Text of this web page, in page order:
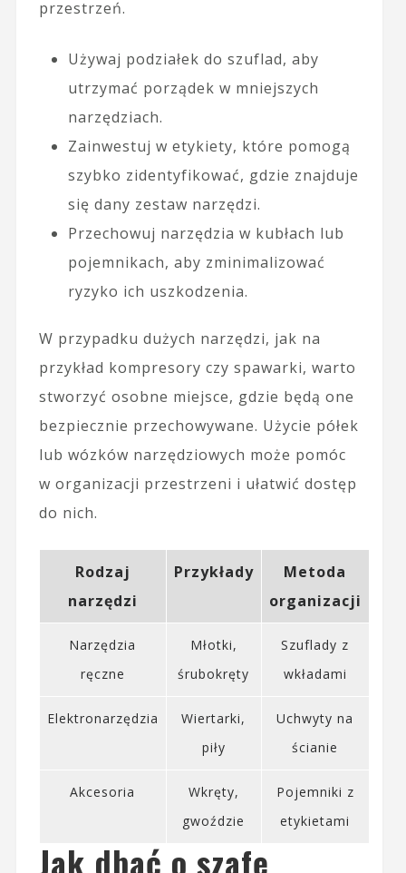
przestrzeń.
Używaj podziałek do szuflad, aby
utrzymać porządek w mniejszych
narzędziach.
Zainwestuj w etykiety, które pomogą
szybko zidentyfikować, gdzie znajduje
się dany zestaw narzędzi.
Przechowuj narzędzia w kubłach lub
pojemnikach, aby zminimalizować
ryzyko ich uszkodzenia.
W przypadku dużych narzędzi, jak na
przykład kompresory czy spawarki, warto
stworzyć osobne miejsce, gdzie będą one
bezpiecznie przechowywane. Użycie półek
lub wózków narzędziowych może pomóc
w organizacji przestrzeni i ułatwić dostęp
do nich.
Rodzaj
narzędzi
Przykłady
Metoda
organizacji
Narzędzia
ręczne
Młotki,
śrubokręty
Szuflady z
wkładami
Elektronarzędzia
Wiertarki,
piły
Uchwyty na
ścianie
Akcesoria
Wkręty,
gwoździe
Pojemniki z
etykietami
Jak dbać o szafę